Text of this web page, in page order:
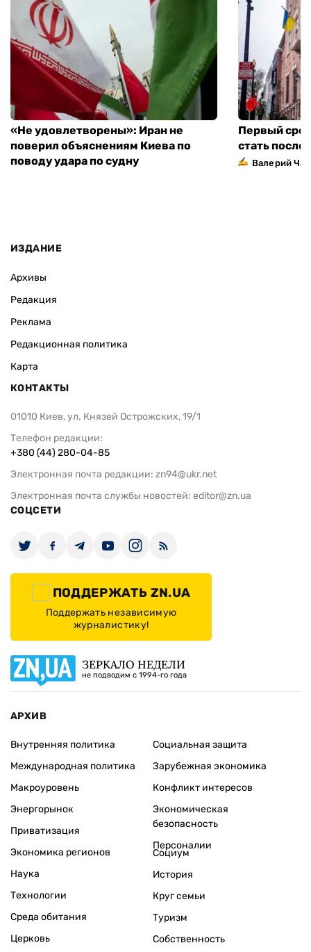
«Не удовлетворены»: Иран не
поверил объяснениям Киева по
поводу удара по судну
Первый
стать
Валерий
ИЗДАНИЕ
Архивы
Редакция
Реклама
Редакционная политика
Карта
КОНТАКТЫ
01010 Киев, ул. Князей Острожских, 19/1
Телефон редакции:
+380 (44) 280-04-85
Электронная почта редакции: zn94@ukr.net
Электронная почта службы новостей: editor@zn.ua
СОЦСЕТИ
ПОДДЕРЖАТЬ ZN.UA
Поддержать независимую
журналистику!
ЗЕРКАЛО НЕДЕЛИ
не подводим с 1994-го года
АРХИВ
Внутренняя политика
Международная политика
Макроуровень
Энергорынок
Приватизация
Экономика регионов
Социальная защита
Зарубежная экономика
Конфликт интересов
Экономическая
безопасность
Персоналии
Наука
Технологии
Среда обитания
Церковь
Социум
История
Круг семьи
Туризм
Собственность